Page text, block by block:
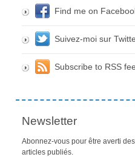
Find me on
Suivez-moi sur
Subscribe to RSS
Newsletter
Abonnez-vous pour être averti
articles publiés.